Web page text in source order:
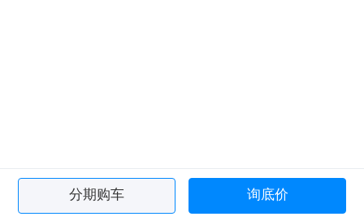
分期购车 询底价